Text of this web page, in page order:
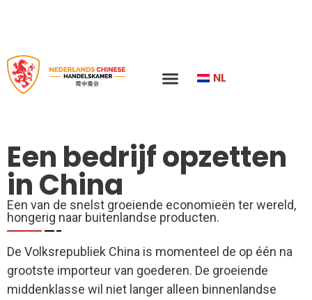
NL
Een bedrijf opzetten
in China
Een van de snelst groeiende economieën ter wereld,
hongerig naar buitenlandse producten.
De Volksrepubliek China is momenteel de op één na
grootste importeur van goederen. De groeiende
middenklasse wil niet langer alleen binnenlandse